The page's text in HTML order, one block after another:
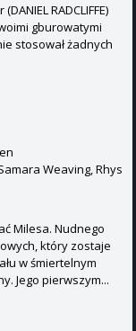
RADCLIFFE)
gburowatymi
stosował żadnych
Weaving, Rhys
Milesa. Nudnego
który zostaje
w śmiertelnym
Jego pierwszym...